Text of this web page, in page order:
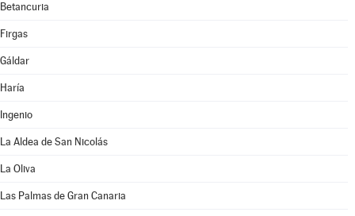
Betancuria
Firgas
Gáldar
Haría
Ingenio
La Aldea de San Nicolás
La Oliva
Las Palmas de Gran Canaria